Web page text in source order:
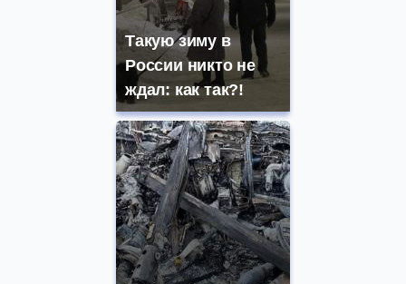
Такую зиму в
России никто не
ждал: как так?!